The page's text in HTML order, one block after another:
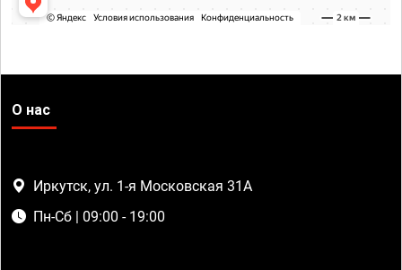
О нас
Иркутск, ул. 1-я Московская 31А
Пн-Сб | 09:00 - 19:00